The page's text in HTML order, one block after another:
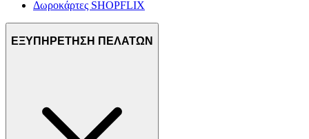
Δωροκάρτες SHOPFLIX
ΕΞΥΠΗΡΕΤΗΣΗ ΠΕΛΑΤΩΝ